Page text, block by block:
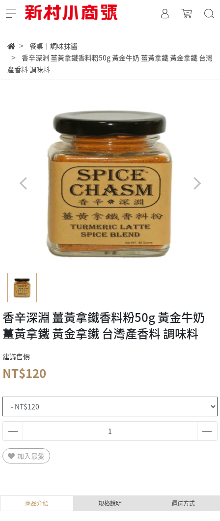
餐桌｜調味抹醬
香辛深淵 薑黃拿鐵香料粉50g 黃金牛奶 薑黃拿鐵 黃金拿鐵 台灣
產香料 調味料
香辛深淵 薑黃拿鐵香料粉50g 黃金牛奶
薑黃拿鐵 黃金拿鐵 台灣產香料 調味料
建議售價
NT$120
加入最愛
商品介紹 規格說明 運送方式